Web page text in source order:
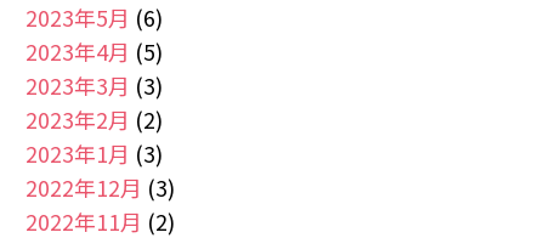
2023年5月 (6)
2023年4月 (5)
2023年3月 (3)
2023年2月 (2)
2023年1月 (3)
2022年12月 (3)
2022年11月 (2)